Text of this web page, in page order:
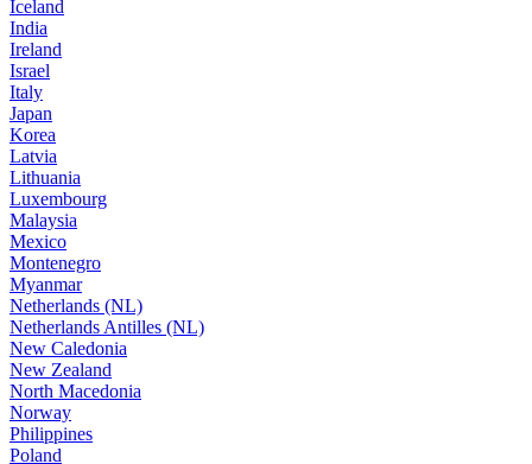
Iceland
India
Ireland
Israel
Italy
Japan
Korea
Latvia
Lithuania
Luxembourg
Malaysia
Mexico
Montenegro
Myanmar
Netherlands (NL)
Netherlands Antilles (NL)
New Caledonia
New Zealand
North Macedonia
Norway
Philippines
Poland